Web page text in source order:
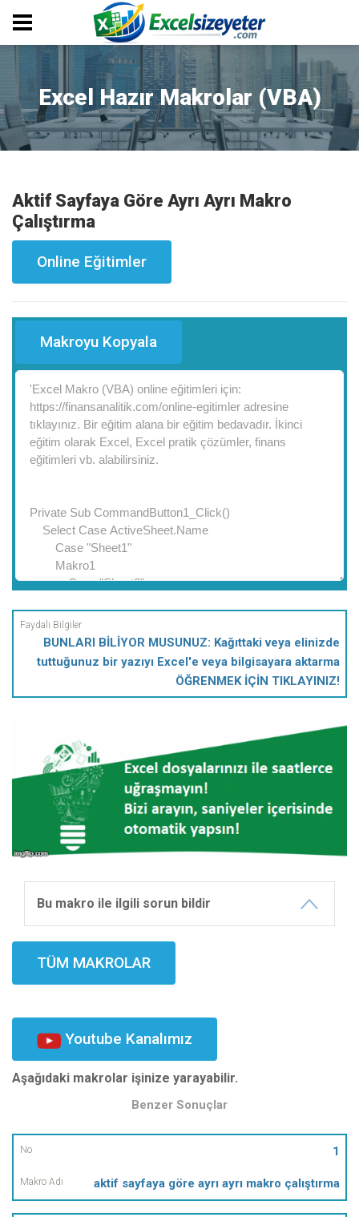
Excel Hazır Makrolar (VBA)
Aktif Sayfaya Göre Ayrı Ayrı Makro
Çalıştırma
Online Eğitimler
Makroyu Kopyala
BUNLARI BİLİYOR MUSUNUZ: Kağıttaki veya elinizde
tuttuğunuz bir yazıyı Excel'e veya bilgisayara aktarma
ÖĞRENMEK İÇİN TIKLAYINIZ!
Bu makro ile ilgili sorun bildir
TÜM MAKROLAR
Youtube Kanalımız
Aşağıdaki makrolar işinize yarayabilir.
Benzer Sonuçlar
No
Makro
Adı
1
aktif sayfaya göre ayrı ayrı makro çalıştırma